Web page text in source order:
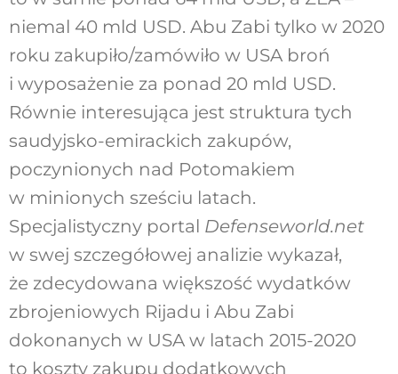
niemal 40 mld USD. Abu Zabi tylko w 2020
roku zakupiło/zamówiło w USA broń
i wyposażenie za ponad 20 mld USD.
Równie interesująca jest struktura tych
saudyjsko-emirackich zakupów,
poczynionych nad Potomakiem
w minionych sześciu latach.
Specjalistyczny portal Defenseworld.net
w swej szczegółowej analizie wykazał,
że zdecydowana większość wydatków
zbrojeniowych Rijadu i Abu Zabi
dokonanych w USA w latach 2015-2020
to koszty zakupu dodatkowych